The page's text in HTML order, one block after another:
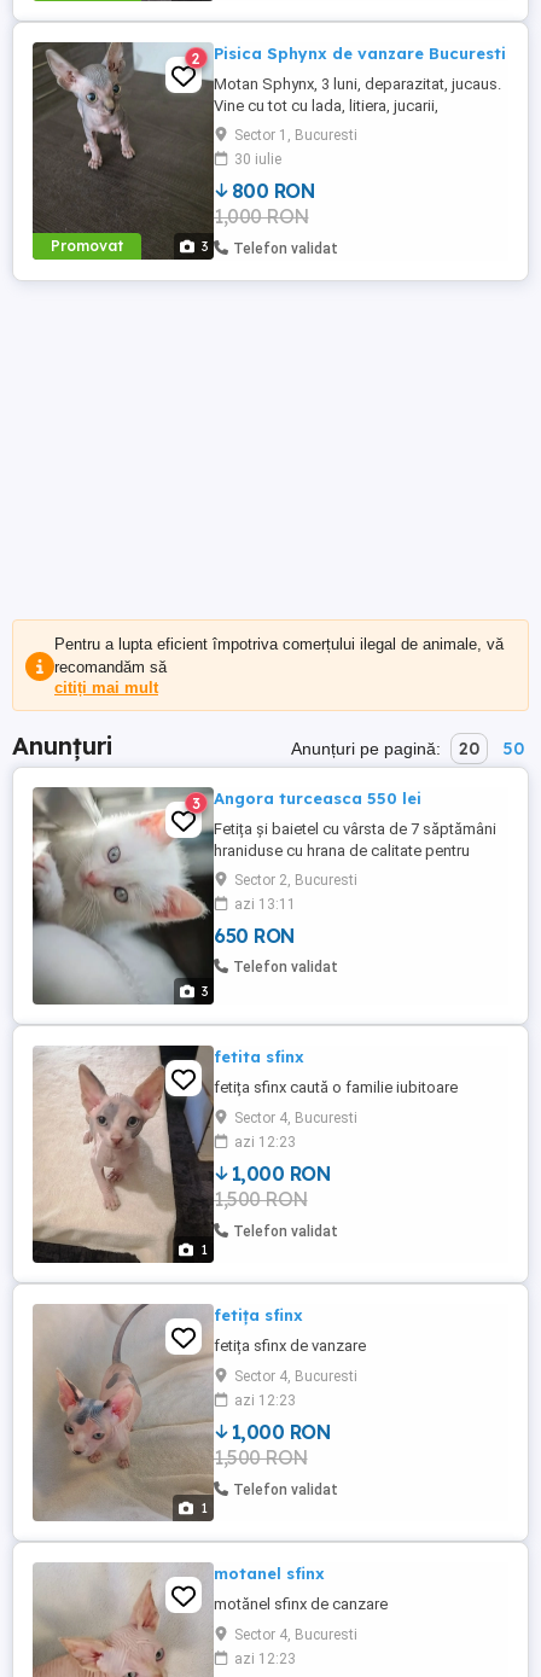
Promovat 3
2 Pisica Sphynx de vanzare Bucuresti
Motan Sphynx, 3 luni, deparazitat, jucaus.
Vine cu tot cu lada, litiera, jucarii,
accesorii.
Sector 1, Bucuresti
30 iulie
800 RON
1,000 RON
Telefon validat
Pentru a lupta eficient împotriva comerțului ilegal de animale, vă
recomandăm să
citiți mai mult
Anunțuri Anunțuri pe pagină: 20 50
3
3 Angora turceasca 550 lei
Fetița și baietel cu vârsta de 7 săptămâni
hraniduse cu hrana de calitate pentru
detalii sunați învățata la litiera pentru
detalii sunați
Sector 2, Bucuresti
azi 13:11
650 RON
Telefon validat
1
fetita sfinx
fetița sfinx caută o familie iubitoare
Sector 4, Bucuresti
azi 12:23
1,000 RON
1,500 RON
Telefon validat
1
fetița sfinx
fetița sfinx de vanzare
Sector 4, Bucuresti
azi 12:23
1,000 RON
1,500 RON
Telefon validat
motanel sfinx
motănel sfinx de canzare
Sector 4, Bucuresti
azi 12:23